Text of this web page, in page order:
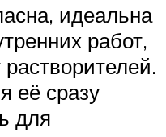
идеальна
работ,
её сразу
для